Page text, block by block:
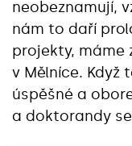
neobeznamují,
nám to daří
projekty, máme
v Mělníce. Když
úspěšné a
a doktorandy